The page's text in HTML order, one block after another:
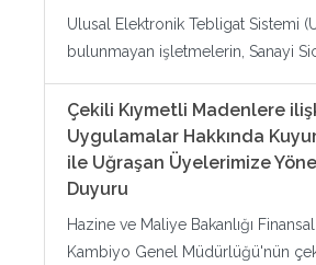
Ulusal Elektronik Tebligat Sistemi
bulunmayan işletmelerin, Sanayi
Çekili Kıymetli Madenlere
Uygulamalar Hakkında
ile Uğraşan Üyelerimize
Duyuru
Hazine ve Maliye Bakanlığı
Kambiyo Genel Müdürlüğü'nün